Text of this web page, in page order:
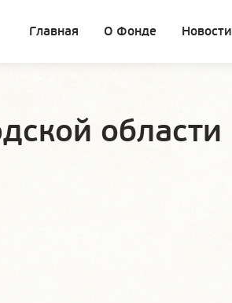
Главная О Фонде Новости
области